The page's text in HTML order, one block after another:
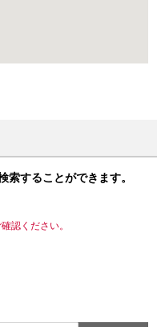
索することができます。
認ください。